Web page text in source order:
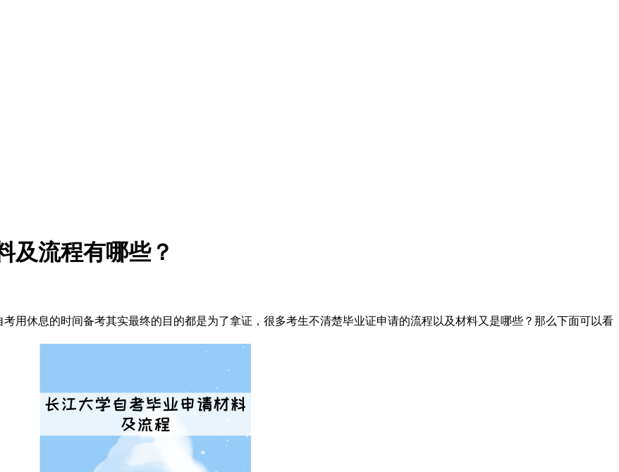
及流程有哪些？
用休息的时间备考其实最终的目的都是为了拿证，很多考生不清楚毕业证申请的流程以及材料又是哪些？那么下面可以看